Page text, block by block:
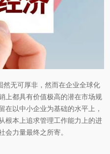
然无可厚非，然而在企业全球化
上都具有价值极高的潜在市场规
在以中小企业为基础的水平上，
根本上追求管理工作能力上的进
会力量最终之所寄。